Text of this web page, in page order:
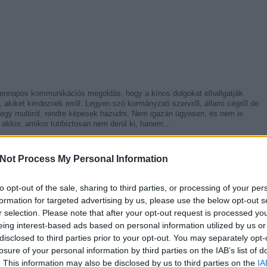
Process My Personal Information
opt-out of the sale, sharing to third parties, or processing of your
for targeted advertising by us, please use the below opt-out
selection. Please note that after your opt-out request is processed
interest-based ads based on personal information utilized by us
to third parties prior to your opt-out. You may separately
of your personal information by third parties on the IAB’s list of
This information may also be disclosed by us to third parties on the
kommunikációs megoldás, hogy a kínos dolgokat elhallgatják
akiket kérdeznek erről. Legyen szó kormányzati szervről, állami cégről de
multiról, rendre képesek hazudni. Nem igazán ügyesen, és nem is
akkor, amikor tutibiztosan nem derül ki, hanem…
Tetszik